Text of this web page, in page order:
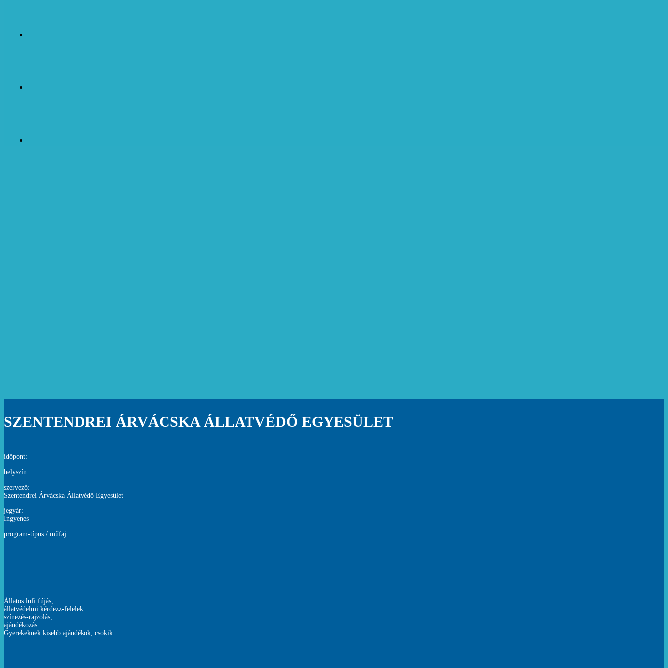
SZENTENDREI ÁRVÁCSKA ÁLLATVÉDŐ EGYESÜLET
időpont:
helyszín:
szervező:
Szentendrei Árvácska Állatvédő Egyesület
jegyár:
Ingyenes
program-típus / műfaj:
Állatos lufi fújás,
állatvédelmi kérdezz-felelek,
színezés-rajzolás,
ajándékozás.
Gyerekeknek kisebb ajándékok, csokik.